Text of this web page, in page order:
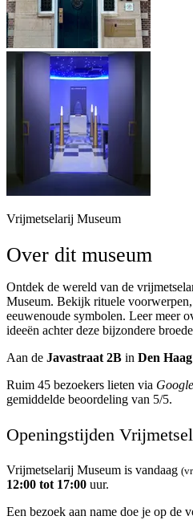
Vrijmetselarij Museum
Over dit museum
Ontdek de wereld van de
Museum. Bekijk rituele
eeuwenoude symbolen. Leer meer
ideeën achter deze bijzondere
Aan de Javastraat 2B in Den Haag
Ruim 45 bezoekers lieten via
gemiddelde beoordeling van 5/5.
Openingstijden
Vrijmetselarij Museum is vandaag
12:00 tot 17:00 uur.
Een bezoek aan name doe je op de